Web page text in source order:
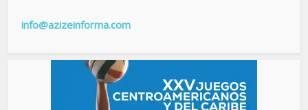
info@azizeinforma.com